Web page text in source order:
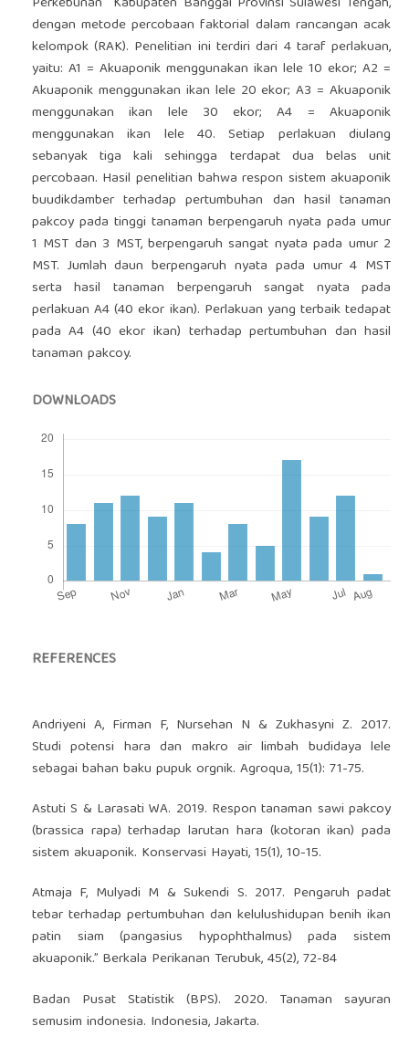
dengan metode percobaan faktorial dalam rancangan acak
kelompok (RAK). Penelitian ini terdiri dari 4 taraf perlakuan,
yaitu: A1 = Akuaponik menggunakan ikan lele 10 ekor; A2 =
Akuaponik menggunakan ikan lele 20 ekor; A3 = Akuaponik
menggunakan ikan lele 30 ekor; A4 = Akuaponik
menggunakan ikan lele 40. Setiap perlakuan diulang
sebanyak tiga kali sehingga terdapat dua belas unit
percobaan. Hasil penelitian bahwa respon sistem akuaponik
buudikdamber terhadap pertumbuhan dan hasil tanaman
pakcoy pada tinggi tanaman berpengaruh nyata pada umur
1 MST dan 3 MST, berpengaruh sangat nyata pada umur 2
MST. Jumlah daun berpengaruh nyata pada umur 4 MST
serta hasil tanaman berpengaruh sangat nyata pada
perlakuan A4 (40 ekor ikan). Perlakuan yang terbaik tedapat
pada A4 (40 ekor ikan) terhadap pertumbuhan dan hasil
tanaman pakcoy.
DOWNLOADS
REFERENCES
Andriyeni A, Firman F, Nursehan N & Zukhasyni Z. 2017.
Studi potensi hara dan makro air limbah budidaya lele
sebagai bahan baku pupuk orgnik. Agroqua, 15(1): 71-75.
Astuti S & Larasati WA. 2019. Respon tanaman sawi pakcoy
(brassica rapa) terhadap larutan hara (kotoran ikan) pada
sistem akuaponik. Konservasi Hayati, 15(1), 10-15.
Atmaja F, Mulyadi M & Sukendi S. 2017. Pengaruh padat
tebar terhadap pertumbuhan dan kelulushidupan benih ikan
patin siam (pangasius hypophthalmus) pada sistem
akuaponik.” Berkala Perikanan Terubuk, 45(2), 72-84
Badan Pusat Statistik (BPS). 2020. Tanaman sayuran
semusim indonesia. Indonesia, Jakarta.